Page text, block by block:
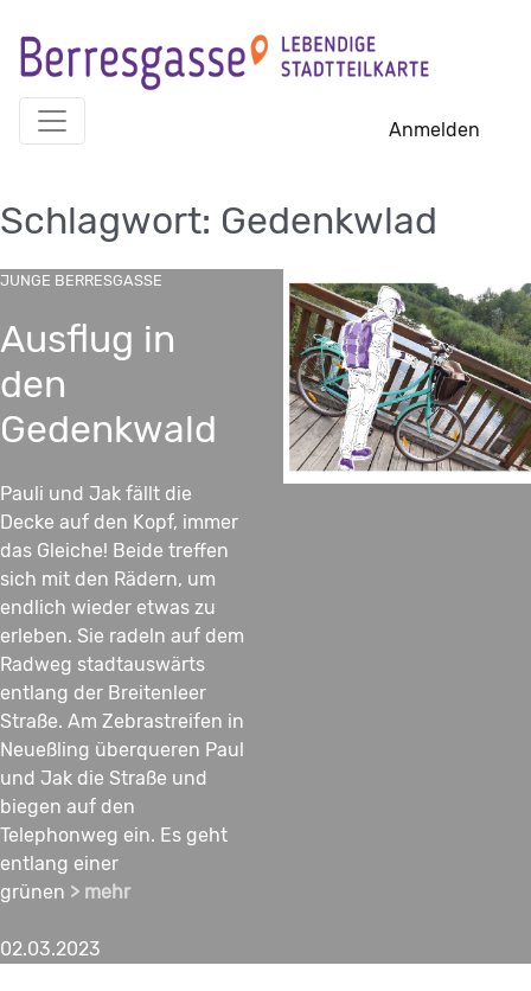
content
Anmelden
Schlagwort: Gedenkwlad
JUNGE BERRESGASSE
Ausflug in
den
Gedenkwald
Pauli und Jak fällt die
Decke auf den Kopf, immer
das Gleiche! Beide treffen
sich mit den Rädern, um
endlich wieder etwas zu
erleben. Sie radeln auf dem
Radweg stadtauswärts
entlang der Breitenleer
Straße. Am Zebrastreifen in
Neueßling überqueren Paul
und Jak die Straße und
biegen auf den
Telephonweg ein. Es geht
entlang einer
grünen > mehr
02.03.2023